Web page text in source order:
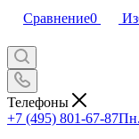
Сравнение0
Телефоны
+7 (495) 801-67-87